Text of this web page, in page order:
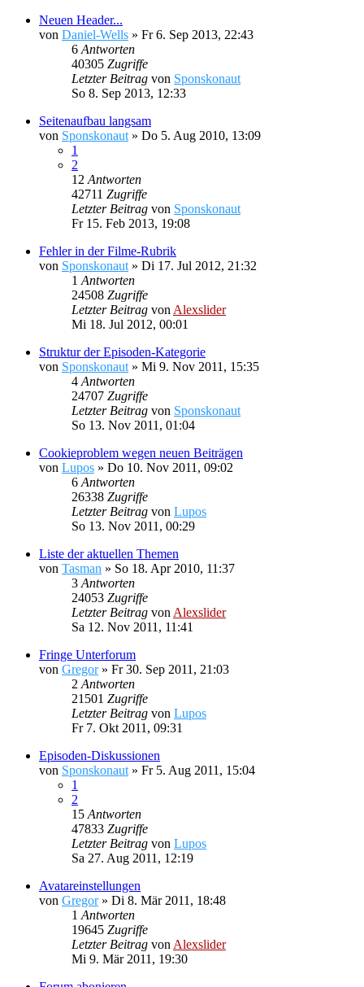
Neuen Header...
von Daniel-Wells » Fr 6. Sep 2013, 22:43
6 Antworten
40305 Zugriffe
Letzter Beitrag von Sponskonaut
So 8. Sep 2013, 12:33
Seitenaufbau langsam
von Sponskonaut » Do 5. Aug 2010, 13:09
1
2
12 Antworten
42711 Zugriffe
Letzter Beitrag von Sponskonaut
Fr 15. Feb 2013, 19:08
Fehler in der Filme-Rubrik
von Sponskonaut » Di 17. Jul 2012, 21:32
1 Antworten
24508 Zugriffe
Letzter Beitrag von Alexslider
Mi 18. Jul 2012, 00:01
Struktur der Episoden-Kategorie
von Sponskonaut » Mi 9. Nov 2011, 15:35
4 Antworten
24707 Zugriffe
Letzter Beitrag von Sponskonaut
So 13. Nov 2011, 01:04
Cookieproblem wegen neuen Beiträgen
von Lupos » Do 10. Nov 2011, 09:02
6 Antworten
26338 Zugriffe
Letzter Beitrag von Lupos
So 13. Nov 2011, 00:29
Liste der aktuellen Themen
von Tasman » So 18. Apr 2010, 11:37
3 Antworten
24053 Zugriffe
Letzter Beitrag von Alexslider
Sa 12. Nov 2011, 11:41
Fringe Unterforum
von Gregor» Fr 30. Sep 2011, 21:03
2 Antworten
21501 Zugriffe
Letzter Beitrag von Lupos
Fr 7. Okt 2011, 09:31
Episoden-Diskussionen
von Sponskonaut » Fr 5. Aug 2011, 15:04
1
2
15 Antworten
47833 Zugriffe
Letzter Beitrag von Lupos
Sa 27. Aug 2011, 12:19
Avatareinstellungen
von Gregor» Di 8. Mär 2011, 18:48
1 Antworten
19645 Zugriffe
Letzter Beitrag von Alexslider
Mi 9. Mär 2011, 19:30